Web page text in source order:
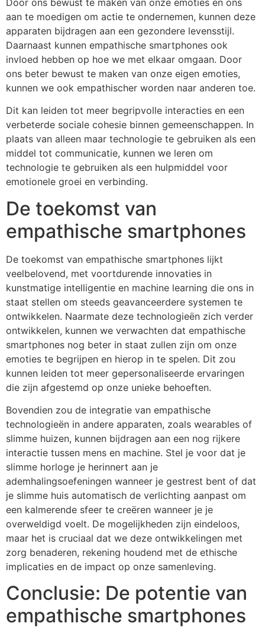
aan te moedigen om actie te ondernemen, kunnen deze
apparaten bijdragen aan een gezondere levensstijl.
Daarnaast kunnen empathische smartphones ook
invloed hebben op hoe we met elkaar omgaan. Door
ons beter bewust te maken van onze eigen emoties,
kunnen we ook empathischer worden naar anderen toe.
Dit kan leiden tot meer begripvolle interacties en een
verbeterde sociale cohesie binnen gemeenschappen. In
plaats van alleen maar technologie te gebruiken als een
middel tot communicatie, kunnen we leren om
technologie te gebruiken als een hulpmiddel voor
emotionele groei en verbinding.
De toekomst van
empathische smartphones
De toekomst van empathische smartphones lijkt
veelbelovend, met voortdurende innovaties in
kunstmatige intelligentie en machine learning die ons in
staat stellen om steeds geavanceerdere systemen te
ontwikkelen. Naarmate deze technologieën zich verder
ontwikkelen, kunnen we verwachten dat empathische
smartphones nog beter in staat zullen zijn om onze
emoties te begrijpen en hierop in te spelen. Dit zou
kunnen leiden tot meer gepersonaliseerde ervaringen
die zijn afgestemd op onze unieke behoeften.
Bovendien zou de integratie van empathische
technologieën in andere apparaten, zoals wearables of
slimme huizen, kunnen bijdragen aan een nog rijkere
interactie tussen mens en machine. Stel je voor dat je
slimme horloge je herinnert aan je
ademhalingsoefeningen wanneer je gestrest bent of dat
je slimme huis automatisch de verlichting aanpast om
een kalmerende sfeer te creëren wanneer je je
overweldigd voelt. De mogelijkheden zijn eindeloos,
maar het is cruciaal dat we deze ontwikkelingen met
zorg benaderen, rekening houdend met de ethische
implicaties en de impact op onze samenleving.
Conclusie: De potentie van
empathische smartphones